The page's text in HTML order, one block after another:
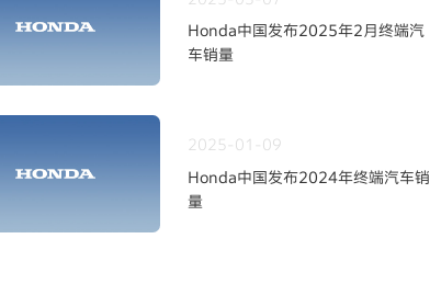
Honda中国发布2025年2月终端汽
车销量
2025-01-09
Honda中国发布2024年终端汽车销
量